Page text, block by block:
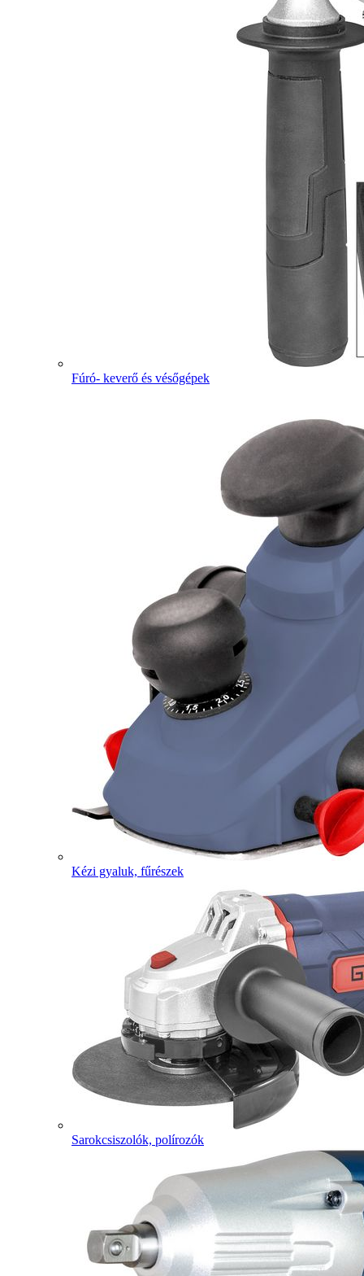
Fúró- keverő és vésőgépek
Kézi gyaluk, fűrészek
Sarokcsiszolók, polírozók